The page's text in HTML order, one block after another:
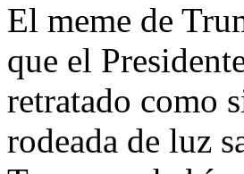
El meme de
que el
retratado como
rodeada de luz